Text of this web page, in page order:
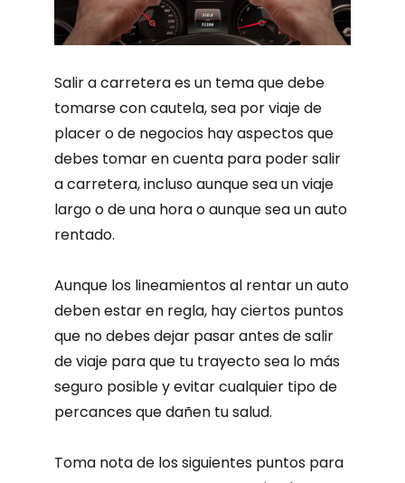
Salir a carretera es un tema que debe
tomarse con cautela, sea por viaje de
placer o de negocios hay aspectos que
debes tomar en cuenta para poder salir
a carretera, incluso aunque sea un viaje
largo o de una hora o aunque sea un auto
rentado.
Aunque los lineamientos al rentar un auto
deben estar en regla, hay ciertos puntos
que no debes dejar pasar antes de salir
de viaje para que tu trayecto sea lo más
seguro posible y evitar cualquier tipo de
percances que dañen tu salud.
Toma nota de los siguientes puntos para